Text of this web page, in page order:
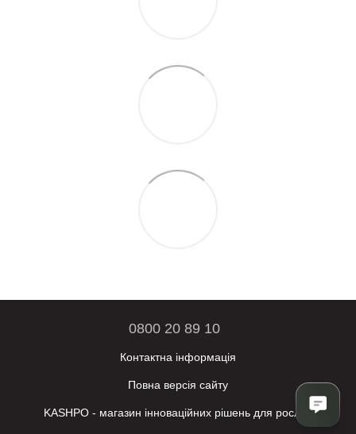
0800 20 89 10
Контактна інформація
Повна версія сайту
KASHPO - магазин інноваційних рішень для рослин